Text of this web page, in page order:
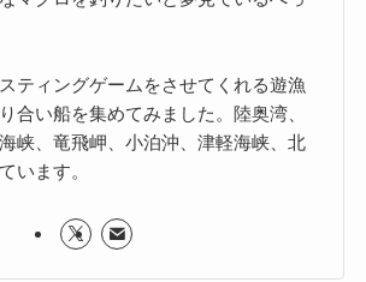
ティングゲームをさせてくれる遊漁
合い船を集めてみました。陸奥湾、
峡、竜飛岬、小泊沖、津軽海峡、北
います。